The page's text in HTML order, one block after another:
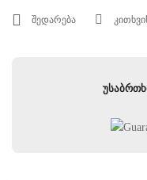
შედარება